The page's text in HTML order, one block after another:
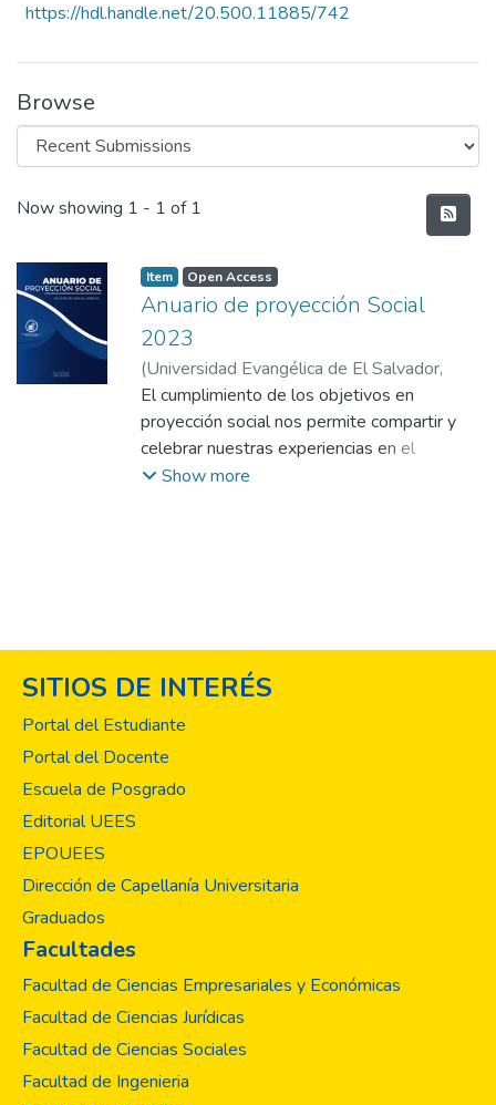
https://hdl.handle.net/20.500.11885/742
Browse
Recent Submissions
Now showing 1 - 1 of 1
Item Open Access
Anuario de proyección Social
2023
(Universidad Evangélica de El Salvador,
2023)Faculada de Ciencia Jurídicas
El cumplimiento de los objetivos en
proyección social nos permite compartir y
celebrar nuestras experiencias en el
quehacer de las Ciencias Jurídicas y del
como prueba del compromiso colectivo de ir
más allá de las aulas y llevar el
sociedades con más necesidad. La
proyección social y sus cátedras han
involucramiento de Docentes y Estudiantes
de Derecho, trabajando conjuntamente con
con el objeto de hacer valer la justicia". en
favor de los más vulnerables, generando un
Show more
SITIOS DE INTERÉS
Portal del Estudiante
Portal del Docente
Escuela de Posgrado
Editorial UEES
EPOUEES
Dirección de Capellanía Universitaria
Graduados
Facultades
Facultad de Ciencias Empresariales y Económicas
Facultad de Ciencias Jurídicas
Facultad de Ciencias Sociales
Facultad de Ingenieria